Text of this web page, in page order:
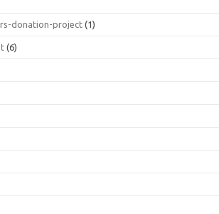
donation-project (1)
(6)